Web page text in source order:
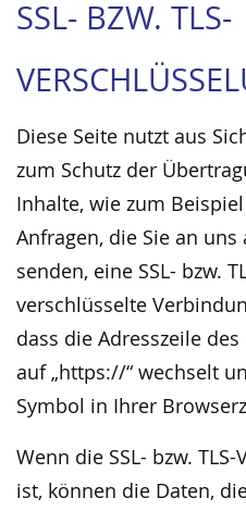
SSL- BZW. TLS-
Diese Seite nutzt aus
zum Schutz der
Inhalte, wie zum
Anfragen, die Sie an
senden, eine SSL- bzw.
verschlüsselte
dass die Adresszeile
auf „https://“ wechselt
Symbol in Ihrer
Wenn die SSL- bzw.
ist, können die Daten,